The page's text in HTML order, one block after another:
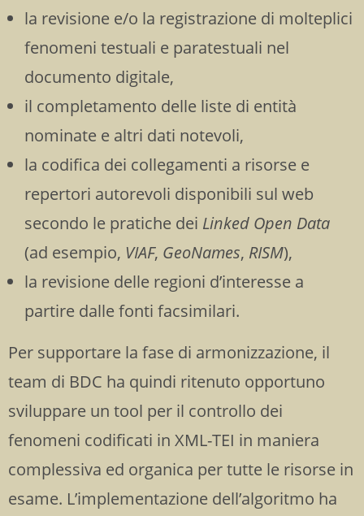
la revisione e/o la registrazione di molteplici
fenomeni testuali e paratestuali nel
documento digitale,
il completamento delle liste di entità
nominate e altri dati notevoli,
la codifica dei collegamenti a risorse e
repertori autorevoli disponibili sul web
secondo le pratiche dei Linked Open Data
(ad esempio, VIAF, GeoNames, RISM),
la revisione delle regioni d’interesse a
partire dalle fonti facsimilari.
Per supportare la fase di armonizzazione, il
team di BDC ha quindi ritenuto opportuno
sviluppare un tool per il controllo dei
fenomeni codificati in XML-TEI in maniera
complessiva ed organica per tutte le risorse in
esame. L’implementazione dell’algoritmo ha